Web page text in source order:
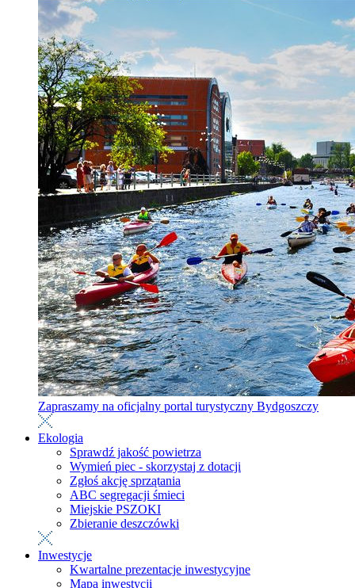
Zapraszamy na oficjalny portal turystyczny Bydgoszczy
Ekologia
Sprawdź jakość powietrza
Wymień piec - skorzystaj z dotacji
Zgłoś akcję sprzątania
ABC segregacji śmieci
Miejskie PSZOKI
Zbieranie deszczówki
Inwestycje
Kwartalne prezentacje inwestycyjne
Mapa inwestycji